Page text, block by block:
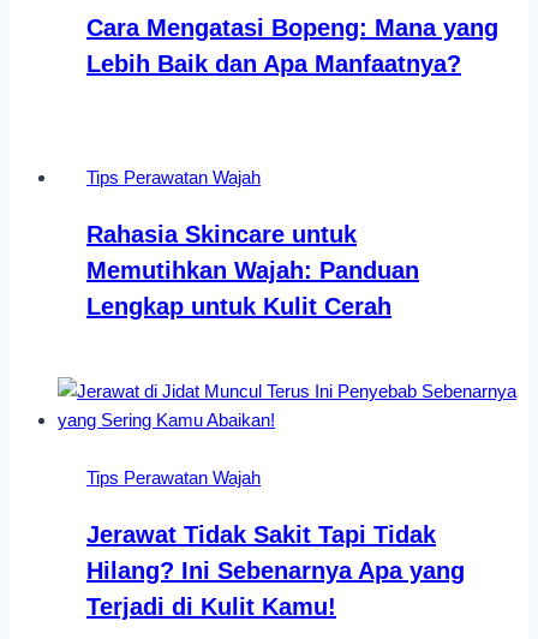
Cara Mengatasi Bopeng: Mana yang
Lebih Baik dan Apa Manfaatnya?
Tips Perawatan Wajah
Rahasia Skincare untuk
Memutihkan Wajah: Panduan
Lengkap untuk Kulit Cerah
Tips Perawatan Wajah
Jerawat Tidak Sakit Tapi Tidak
Hilang? Ini Sebenarnya Apa yang
Terjadi di Kulit Kamu!